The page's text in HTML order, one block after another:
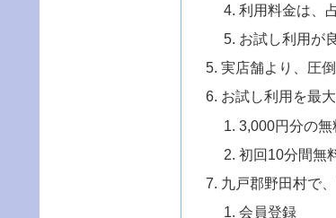
利用料金は、
お試し利用が
実店舗より、圧
お試し利用を最
3,000円分の
初回10分間無
九戸郡野田村で
会員登録